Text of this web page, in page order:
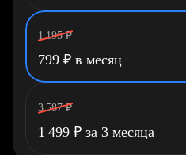
1 195 ₽
799 ₽ в месяц
3 587 ₽
1 499 ₽ за 3 месяца